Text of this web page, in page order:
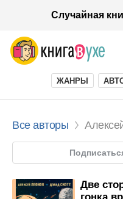
Случайная
ЖАНРЫ
Все авторы
Две